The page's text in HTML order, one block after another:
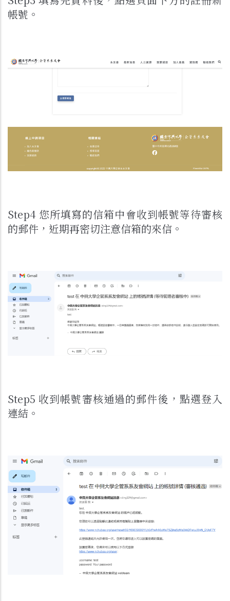
帳號。
Step4 您所填寫的信箱中會收到帳號等待審核
的郵件，近期再密切注意信箱的來信。
Step5 收到帳號審核通過的郵件後，點選登入
連結。